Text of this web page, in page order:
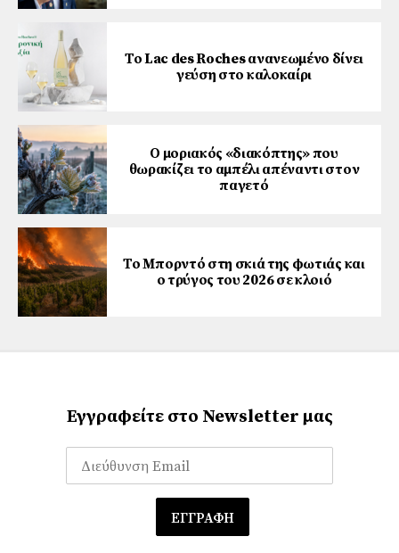
Το Lac des Roches ανανεωμένο δίνει
γεύση στο καλοκαίρι
Ο μοριακός «διακόπτης» που
θωρακίζει το αμπέλι απέναντι στον
παγετό
Το Μπορντό στη σκιά της φωτιάς και
ο τρύγος του 2026 σε κλοιό
Εγγραφείτε στο Newsletter μας